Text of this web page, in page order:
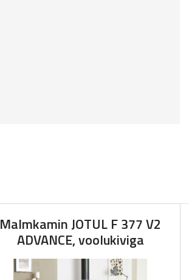
Malmkamin JOTUL F 377 V2
ADVANCE, voolukiviga